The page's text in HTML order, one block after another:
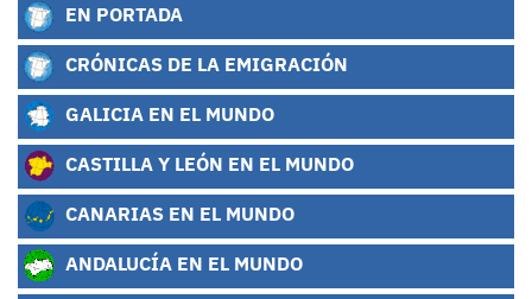
EN PORTADA
CRÓNICAS DE LA EMIGRACIÓN
GALICIA EN EL MUNDO
CASTILLA Y LEÓN EN EL MUNDO
CANARIAS EN EL MUNDO
ANDALUCÍA EN EL MUNDO